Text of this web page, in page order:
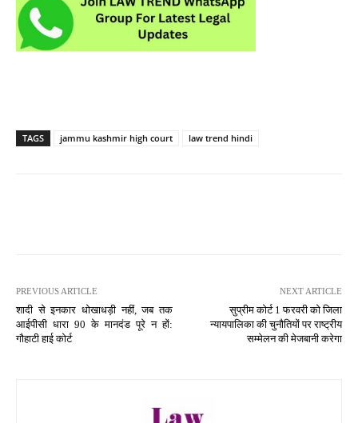
TAGS jammu kashmir high court law trend hindi
PREVIOUS ARTICLE
शादी से इनकार धोखाधड़ी नहीं, जब तक
आईपीसी धारा 90 के मानदंड पूरे न हों:
गौहाटी हाई कोर्ट
NEXT ARTICLE
सुप्रीम कोर्ट 1 फरवरी को जिला
न्यायपालिका की चुनौतियों पर राष्ट्रीय
सम्मेलन की मेजबानी करेगा